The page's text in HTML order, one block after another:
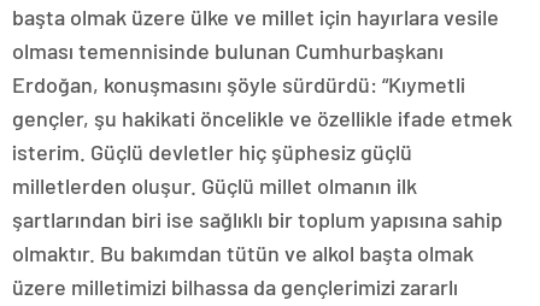
başta olmak üzere ülke ve millet için hayırlara vesile
olması temennisinde bulunan Cumhurbaşkanı
Erdoğan, konuşmasını şöyle sürdürdü: “Kıymetli
gençler, şu hakikati öncelikle ve özellikle ifade etmek
isterim. Güçlü devletler hiç şüphesiz güçlü
milletlerden oluşur. Güçlü millet olmanın ilk
şartlarından biri ise sağlıklı bir toplum yapısına sahip
olmaktır. Bu bakımdan tütün ve alkol başta olmak
üzere milletimizi bilhassa da gençlerimizi zararlı